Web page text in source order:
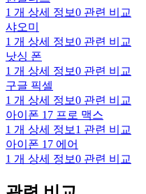
1 개 상세 정보0 관련 비교
샤오미
1 개 상세 정보0 관련 비교
낫싱 폰
1 개 상세 정보0 관련 비교
구글 픽셀
1 개 상세 정보0 관련 비교
아이폰 17 프로 맥스
1 개 상세 정보 1 관련 비교
아이폰 17 에어
1 개 상세 정보0 관련 비교